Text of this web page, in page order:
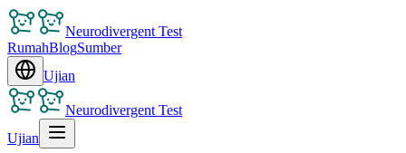
Neurodivergent Test
RumahBlogSumber
Ujian
Neurodivergent Test
Ujian